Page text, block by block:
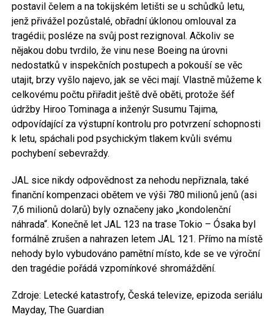
postavil čelem a na tokijském letišti se u schůdků letu,
jenž přivážel pozůstalé, obřadní úklonou omlouval za
tragédii; posléze na svůj post rezignoval. Ačkoliv se
nějakou dobu tvrdilo, že vinu nese Boeing na úrovni
nedostatků v inspekčních postupech a pokouší se věc
utajit, brzy vyšlo najevo, jak se věci mají. Vlastně můžeme k
celkovému počtu přiřadit ještě dvě oběti, protože šéf
údržby Hiroo Tominaga a inženýr Susumu Tajima,
odpovídající za výstupní kontrolu pro potvrzení schopnosti
k letu, spáchali pod psychickým tlakem kvůli svému
pochybení sebevraždy.
JAL sice nikdy odpovědnost za nehodu nepřiznala, také
finanční kompenzaci obětem ve výši 780 milionů jenů (asi
7,6 milionů dolarů) byly označeny jako „kondolenční
náhrada“. Konečně let JAL 123 na trase Tokio – Ósaka byl
formálně zrušen a nahrazen letem JAL 121. Přímo na místě
nehody bylo vybudováno pamětní místo, kde se ve výroční
den tragédie pořádá vzpomínkové shromáždění.
Zdroje: Letecké katastrofy, Česká televize, epizoda seriálu
Mayday, The Guardian